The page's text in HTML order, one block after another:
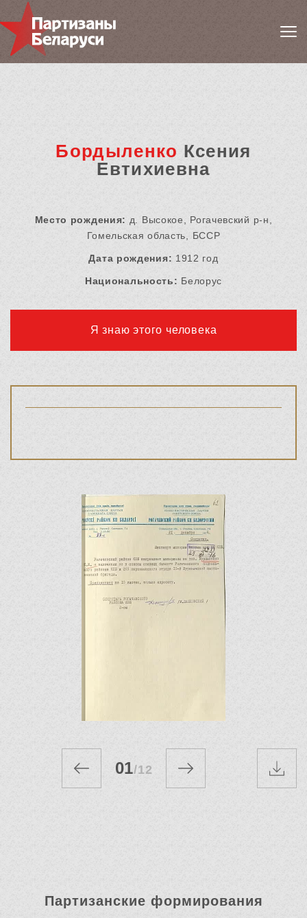
Бордыленко Ксения
Евтихиевна
Место рождения: д. Высокое, Рогачевский р-н,
Гомельская область, БССР
Дата рождения: 1912 год
Национальность: Белорус
Я знаю этого человека
01/12
Партизанские формирования